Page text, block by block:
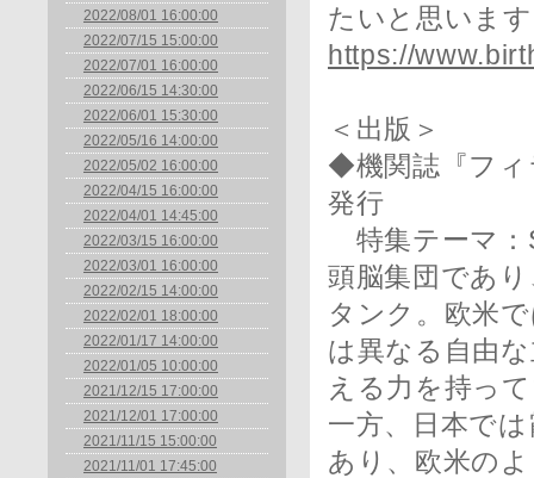
2022/08/01 16:00:00
2022/07/15 15:00:00
2022/07/01 16:00:00
2022/06/15 14:30:00
2022/06/01 15:30:00
2022/05/16 14:00:00
2022/05/02 16:00:00
2022/04/15 16:00:00
2022/04/01 14:45:00
2022/03/15 16:00:00
2022/03/01 16:00:00
2022/02/15 14:00:00
2022/02/01 18:00:00
2022/01/17 14:00:00
2022/01/05 10:00:00
2021/12/15 17:00:00
2021/12/01 17:00:00
2021/11/15 15:00:00
2021/11/01 17:45:00
たいと思いま
https://
＜出版＞
◆機関誌『フィ
発行
特集テーマ：
頭脳集団であ
タンク。欧米
は異なる自由
える力を持っ
一方、日本で
あり、欧米の